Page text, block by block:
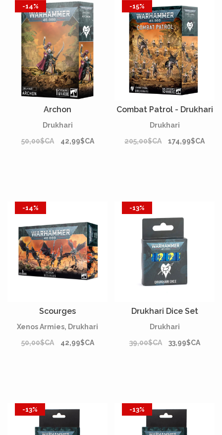
-14%
Archon
Drukhari
50,00$CA
42,99$CA
-15%
Combat Patrol - Drukhari
Drukhari
205,00$CA
174,99$CA
-14%
Scourges
Xenos Armies, Drukhari
50,00$CA
42,99$CA
-13%
Drukhari Dice Set
Drukhari
39,00$CA
33,99$CA
-13% -13%